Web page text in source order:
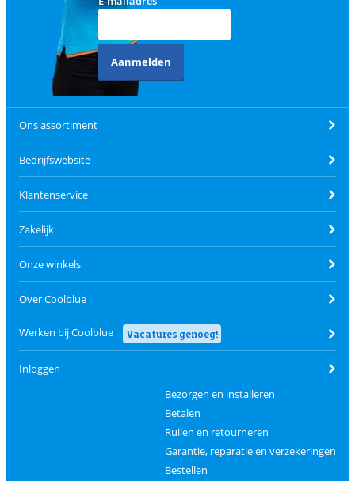
Aanmelden
Ons assortiment
Bedrijfswebsite
Klantenservice
Zakelijk
Onze winkels
Over Coolblue
Werken bij Coolblue Vacatures genoeg!
Inloggen
Bezorgen en installeren
Betalen
Ruilen en retourneren
Garantie, reparatie en verzekeringen
Bestellen